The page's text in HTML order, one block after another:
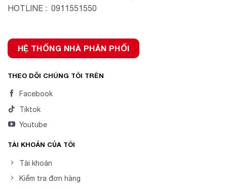
HOTLINE : 0911551550
HỆ THỐNG NHÀ PHÂN PHỐI
THEO DÕI CHÚNG TÔI TRÊN
Facebook
Tiktok
Youtube
TÀI KHOẢN CỦA TÔI
Tài khoản
Kiểm tra đơn hàng